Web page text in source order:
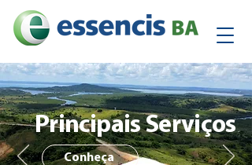
PrincipaisServiços
Conheça